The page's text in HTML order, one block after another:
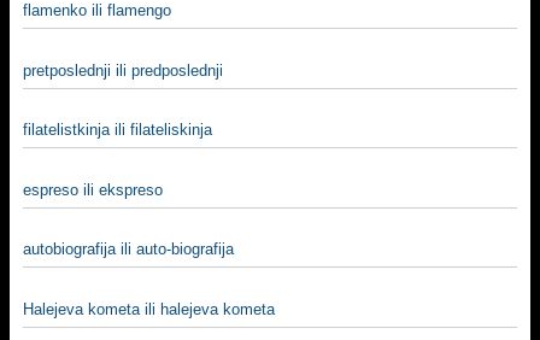
flamenko ili flamengo
pretposlednji ili predposlednji
filatelistkinja ili filateliskinja
espreso ili ekspreso
autobiografija ili auto-biografija
Halejeva kometa ili halejeva kometa